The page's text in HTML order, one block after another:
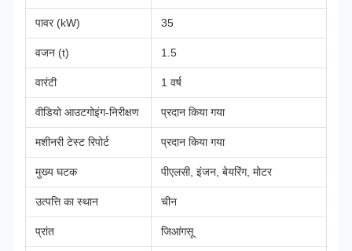
पावर (kW) 35
वजन (t) 1.5
वारंटी 1 वर्ष
वीडियो आउटगोइंग-निरीक्षण प्रदान किया गया
मशीनरी टेस्ट रिपोर्ट प्रदान किया गया
मुख्य घटक पीएलसी, इंजन, बेयरिंग, मोटर
उत्पत्ति का स्थान चीन
प्रांत जिआंगसू